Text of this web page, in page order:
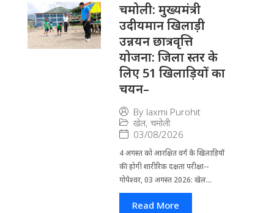
चमोली: मुख्यमंत्री
उदीयमान खिलाड़ी
उन्नयन छात्रवृत्ति
योजना: जिला स्तर के
लिए 51 खिलाड़ियों का
चयन–
By laxmi Purohit
खेल, चमोली
03/08/2026
4 अगस्त को आरक्षित वर्ग के खिलाड़ियों
की होगी शारीरिक दक्षता परीक्षा--
गोपेश्वर, 03 अगस्त 2026: खेल...
Read More